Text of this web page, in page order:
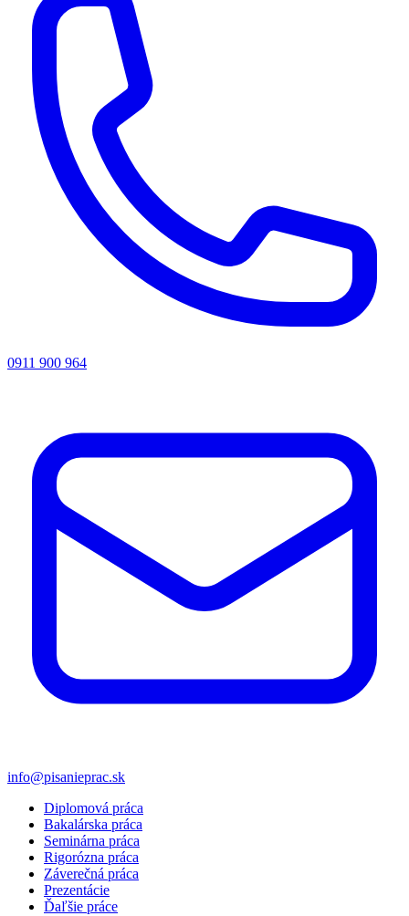
0911 900 964
info@pisanieprac.sk
Diplomová práca
Bakalárska práca
Seminárna práca
Rigorózna práca
Záverečná práca
Prezentácie
Ďaľšie práce